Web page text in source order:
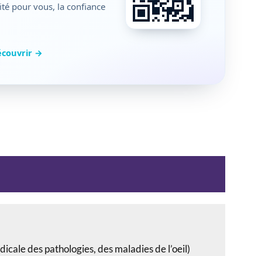
pour vous, la confiance
→
des pathologies, des maladies de l’oeil)